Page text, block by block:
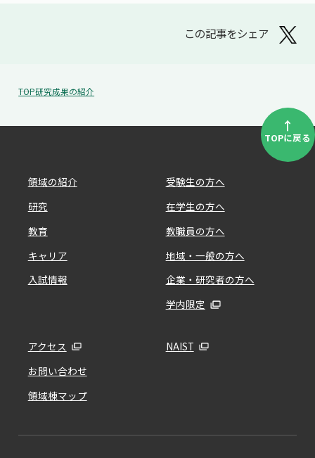
この記事をシェア
TOP研究成果の紹介
↑
TOPに戻る
領域の紹介
研究
教育
キャリア
入試情報
受験生の方へ
在学生の方へ
教職員の方へ
地域・一般の方へ
企業・研究者の方へ
学内限定
アクセス
お問い合わせ
領域棟マップ
NAIST